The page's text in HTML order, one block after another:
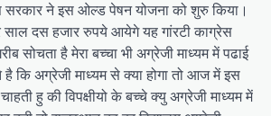
सरकार ने इस ओल्ड पेषन योजना को शुरु किया।
दस हजार रुपये आयेगे यह गांरटी काग्रेस
सोचता है मेरा बच्चा भी अग्रेजी माध्यम में पढाई
कि अग्रेजी माध्यम से क्या होगा तो आज में इस
हु की विपक्षीयो के बच्चे क्यु अग्रेजी माध्यम में